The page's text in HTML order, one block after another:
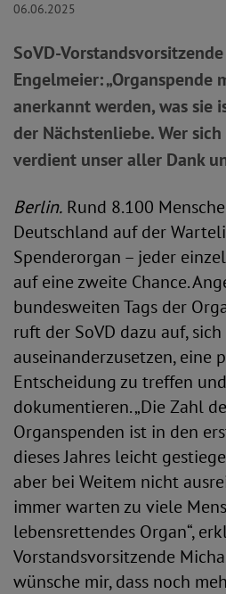
06.06.2025
SoVD-
Engelmeier: „Organspende
anerkannt werden, was sie
der Nächstenliebe. Wer
verdient unser aller Dank
Berlin. Rund 8.100
Deutschland auf der
Spenderorgan – jeder
auf eine zweite Chance.
bundesweiten Tags der
ruft der SoVD dazu auf,
auseinanderzusetzen, eine
Entscheidung zu treffen
dokumentieren. „Die Zahl
Organspenden ist in den
dieses Jahres leicht
aber bei Weitem nicht
immer warten zu viele
lebensrettendes Organ“,
Vorstandsvorsitzende
wünsche mir, dass noch